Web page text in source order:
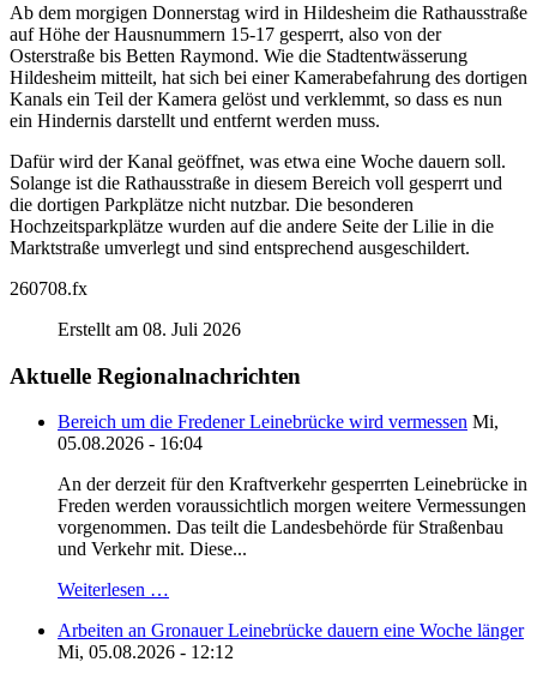
Ab dem morgigen Donnerstag wird in Hildesheim die Rathausstraße
auf Höhe der Hausnummern 15-17 gesperrt, also von der
Osterstraße bis Betten Raymond. Wie die Stadtentwässerung
Hildesheim mitteilt, hat sich bei einer Kamerabefahrung des dortigen
Kanals ein Teil der Kamera gelöst und verklemmt, so dass es nun
ein Hindernis darstellt und entfernt werden muss.
Dafür wird der Kanal geöffnet, was etwa eine Woche dauern soll.
Solange ist die Rathausstraße in diesem Bereich voll gesperrt und
die dortigen Parkplätze nicht nutzbar. Die besonderen
Hochzeitsparkplätze wurden auf die andere Seite der Lilie in die
Marktstraße umverlegt und sind entsprechend ausgeschildert.
260708.fx
Erstellt am 08. Juli 2026
Aktuelle Regionalnachrichten
Bereich um die Fredener Leinebrücke wird vermessen Mi,
05.08.2026 - 16:04
An der derzeit für den Kraftverkehr gesperrten Leinebrücke in
Freden werden voraussichtlich morgen weitere Vermessungen
vorgenommen. Das teilt die Landesbehörde für Straßenbau
und Verkehr mit. Diese...
Weiterlesen …
Arbeiten an Gronauer Leinebrücke dauern eine Woche länger
Mi, 05.08.2026 - 12:12